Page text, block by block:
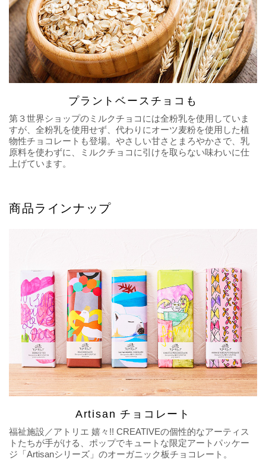
プラントベースチョコも
第３世界ショップのミルクチョコには全粉乳を使用していま
すが、全粉乳を使用せず、代わりにオーツ麦粉を使用した植
物性チョコレートも登場。やさしい甘さとまろやかさで、乳
原料を使わずに、ミルクチョコに引けを取らない味わいに仕
上げています。
商品ラインナップ
Artisan チョコレート
福祉施設／アトリエ 嬉々!! CREATIVEの個性的なアーティス
トたちが手がける、ポップでキュートな限定アートパッケー
ジ「Artisanシリーズ」のオーガニック板チョコレート。